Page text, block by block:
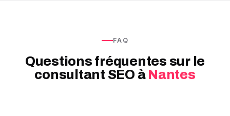
FAQ
Questions fréquentes sur le
consultant SEO à Nantes